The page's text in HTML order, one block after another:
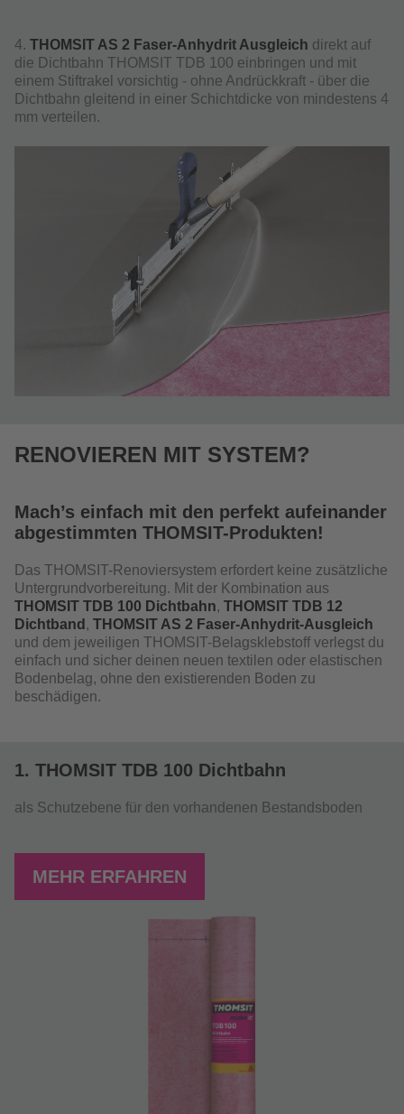
4. THOMSIT AS 2 Faser-Anhydrit Ausgleich direkt auf
die Dichtbahn THOMSIT TDB 100 einbringen und mit
einem Stiftrakel vorsichtig - ohne Andrückkraft - über die
Dichtbahn gleitend in einer Schichtdicke von mindestens 4
mm verteilen.
RENOVIEREN MIT SYSTEM?
Mach’s einfach mit den perfekt aufeinander
abgestimmten THOMSIT-Produkten!
Das THOMSIT-Renoviersystem erfordert keine zusätzliche
Untergrundvorbereitung. Mit der Kombination aus
THOMSIT TDB 100 Dichtbahn, THOMSIT TDB 12
Dichtband , THOMSIT AS 2 Faser-Anhydrit-Ausgleich
und dem jeweiligen THOMSIT-Belagsklebstoff verlegst du
einfach und sicher deinen neuen textilen oder elastischen
Bodenbelag, ohne den existierenden Boden zu
beschädigen.
1. THOMSIT TDB 100 Dichtbahn
als Schutzebene für den vorhandenen Bestandsboden
MEHR ERFAHREN